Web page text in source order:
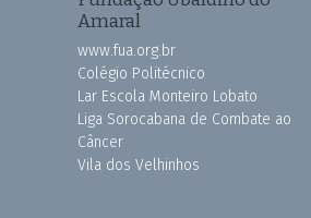
Amaral
www.fua.org.br
Colégio Politécnico
Lar Escola Monteiro Lobato
Liga Sorocabana de Combate ao
Câncer
Vila dos Velhinhos